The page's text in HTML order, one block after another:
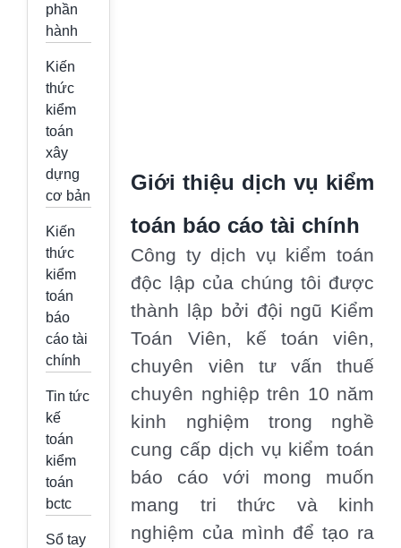
Giới thiệu dịch vụ kiểm
toán báo cáo tài chính
Công ty dịch vụ kiểm toán
độc lập của chúng tôi được
thành lập bởi đội ngũ Kiểm
Toán Viên, kế toán viên,
chuyên viên tư vấn thuế
chuyên nghiệp trên 10 năm
kinh nghiệm trong nghề
cung cấp dịch vụ kiểm toán
báo cáo với mong muốn
mang tri thức và kinh
nghiệm của mình để tạo ra
phần
hành
Kiến
thức
kiểm
toán
xây
dựng
cơ bản
Kiến
thức
kiểm
toán
báo
cáo tài
chính
Tin tức
kế
toán
kiểm
toán
bctc
Sổ tay